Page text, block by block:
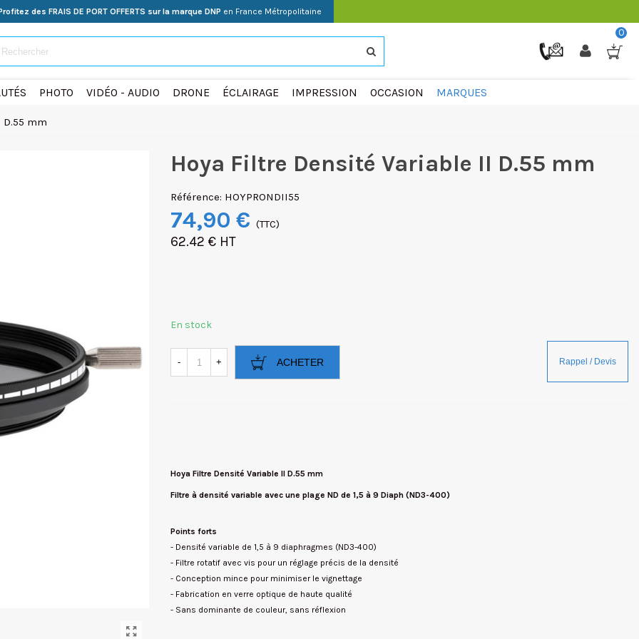
des FRAIS DE PORT OFFERTS sur la marque DNP en France Métropolitaine
0
PHOTO VIDÉO - AUDIO DRONE ÉCLAIRAGE IMPRESSION OCCASION MARQUES
mm
Hoya Filtre Densité Variable II D.55 mm
Référence: HOYPRONDII55
74,90 € (TTC)
62.42 € HT
En stock
- + ACHETER
Hoya Filtre Densité Variable II D.55 mm
Filtre à densité variable avec une plage ND de 1,5 à 9 Diaph (ND3-400)
Points forts
- Densité variable de 1,5 à 9 diaphragmes (ND3-400)
- Filtre rotatif avec vis pour un réglage précis de la densité
- Conception mince pour minimiser le vignettage
- Fabrication en verre optique de haute qualité
- Sans dominante de couleur, sans réflexion